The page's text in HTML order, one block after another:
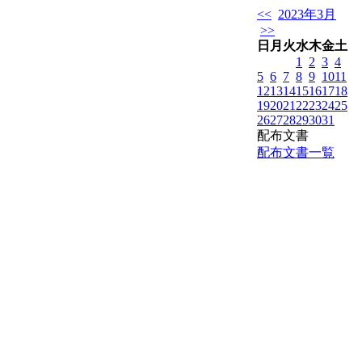
<< 2023年3月
>>
日 月 火水木金土
1
2 3 4
5 6 7 8 9 1011
12131415161718
192021 22232425
262728293031
配布文書
配布文書一覧